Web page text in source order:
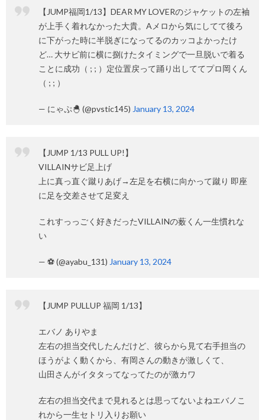
【JUMP福岡1/13】DEAR MY LOVERのジャケットの左袖
が上手く着れなかった大貴。Aメロから気にしてて後ろ
に下がった時に半脱ぎになってるのカッコよかったけ
ど… 大サビ前に横に捌けたタイミングで一旦脱いで着る
ことに成功（ ; ; ）定位置戻って踊り出しててプロ岡くん
（ ; ; ）
— にゃぷ🐣 (@pvstic145) January 13, 2024
【JUMP 1/13 PULL UP!】
VILLAINサビ足上げ
上に真っ直ぐ蹴りあげ→左足を右横に向かって蹴り 即座
に足を交差させて足変え
これすっっごく好きだったVILLAINの薮くん一生慣れな
い
— ⚽️ (@ayabu_131) January 13, 2024
【JUMP PULLUP 福岡 1/13】
エバノ ありやま
左右の担当交代したんだけど、彼らから見て右手担当の
ほうがよく動くから、有岡さんの動きが激しくて、
山田さんがイタタってなってたのが激カワ
左右の担当交代まで見れるとは思ってないよねエバノこ
れから一生セトリ入りお願い